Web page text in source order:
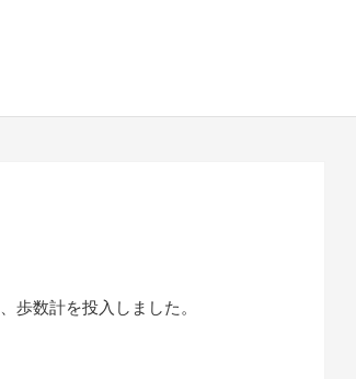
歩数計を投入しました。